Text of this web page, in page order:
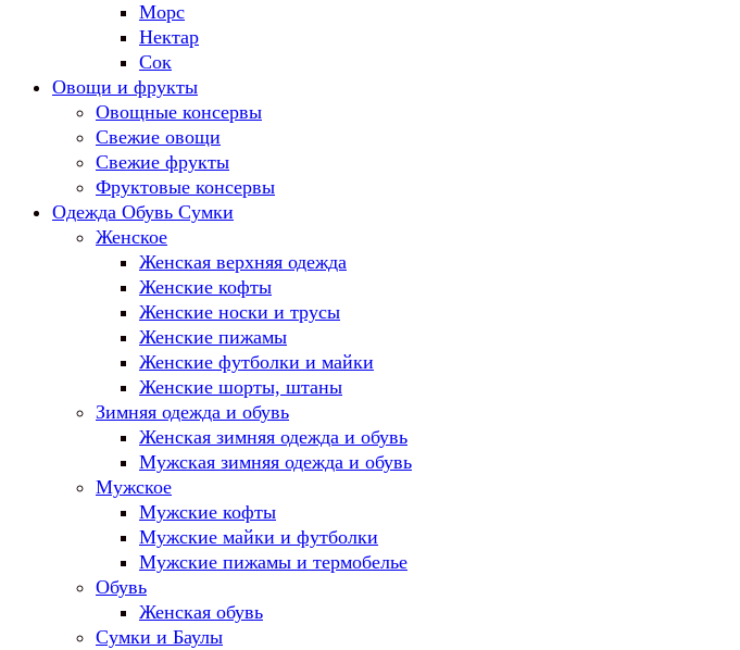
Морс
Нектар
Сок
Овощи и фрукты
Овощные консервы
Свежие овощи
Свежие фрукты
Фруктовые консервы
Одежда Обувь Сумки
Женское
Женская верхняя одежда
Женские кофты
Женские носки и трусы
Женские пижамы
Женские футболки и майки
Женские шорты, штаны
Зимняя одежда и обувь
Женская зимняя одежда и обувь
Мужская зимняя одежда и обувь
Мужское
Мужские кофты
Мужские майки и футболки
Мужские пижамы и термобелье
Обувь
Женская обувь
Сумки и Баулы